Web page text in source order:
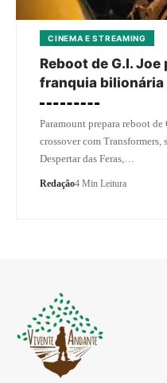
CINEMA E STREAMING
Reboot de G.I.
franquia
Paramount prepara reboot
crossover com Transformers,
Despertar das Feras,…
Redação4 Min Leitura